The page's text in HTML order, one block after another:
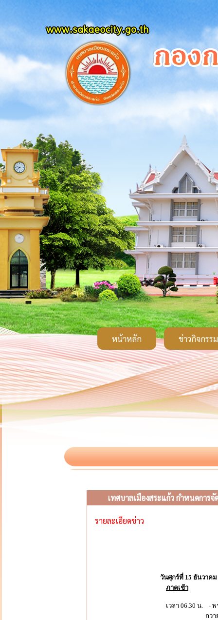
หน้าหลัก ข่าวกิจกรรม
เทศบาลเมืองสระแก้ว กำหนดการ
รายละเอียดข่าว
วันศุกร์ที่ 15 ธันวาคม
ภาคเช้า
เวลา 06.30 น. - พ
ถวายภัตต